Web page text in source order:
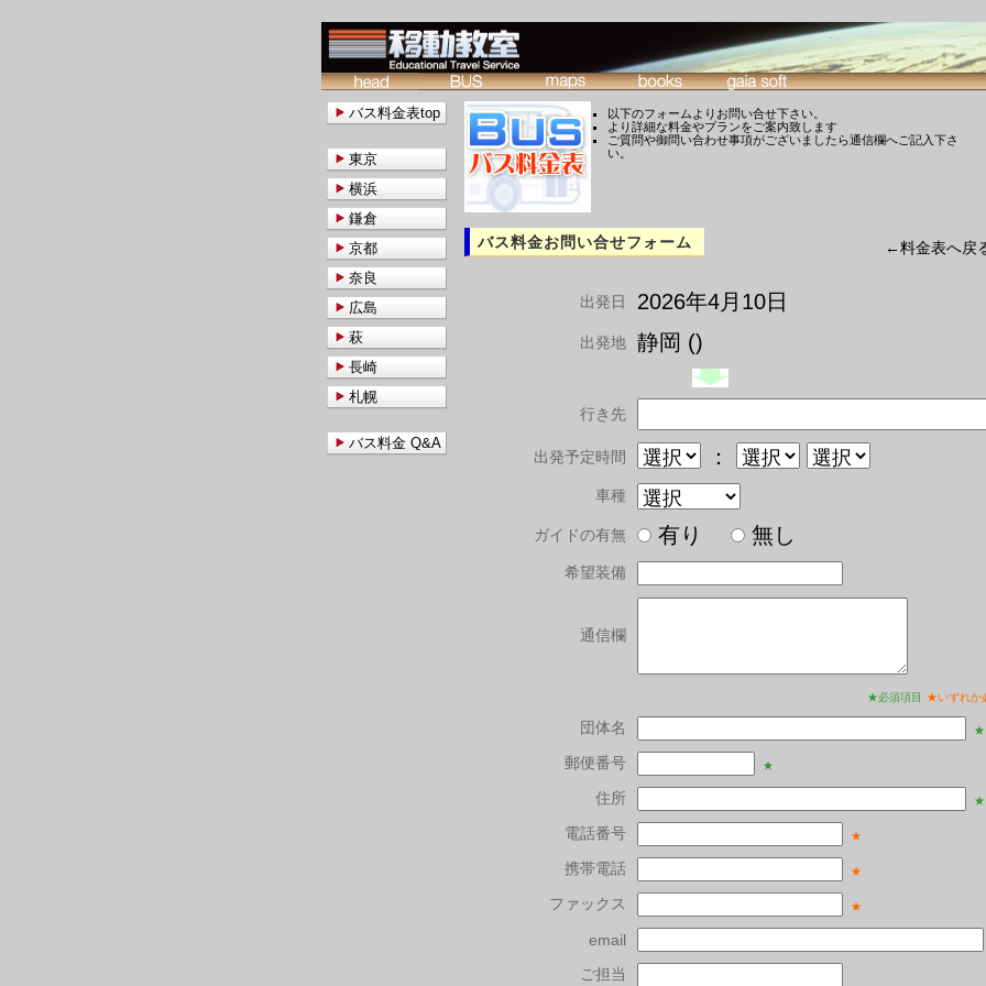
以下のフォームよりお問い合せ下さい。
より詳細な料金やプランをご案内致します
ご質問や御問い合わせ事項がございましたら通信欄へご記入下さ
い。
バス料金お問い合せフォーム ←料金表へ戻
出発日 2026年4月10日
出発地 静岡 ()
行き先
出発予定時間 ：
車種
ガイドの有無 有り 無し
希望装備
通信欄
★必須項目 ★いずれか
団体名 ★
郵便番号 ★
住所 ★
電話番号 ★
携帯電話 ★
ファックス ★
email
ご担当
バス料金表top
東京
横浜
鎌倉
京都
奈良
広島
萩
長崎
札幌
バス料金 Q&A